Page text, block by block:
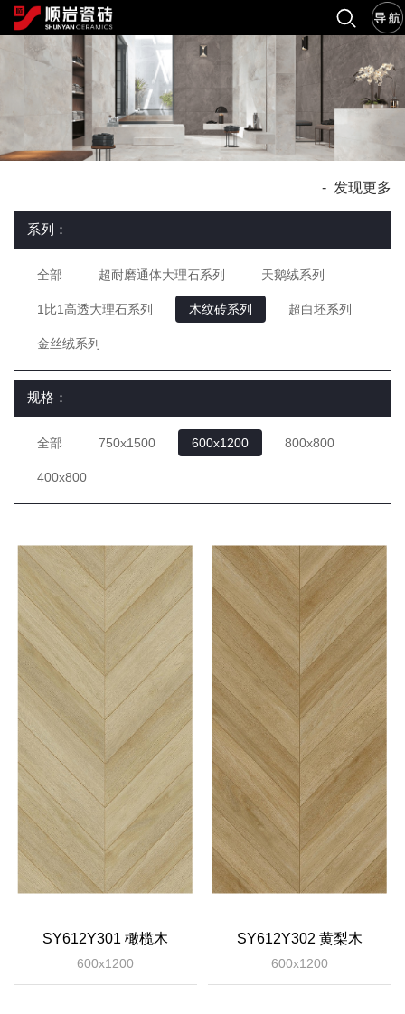
- 发现更多
系列：
全部 超耐磨通体大理石系列 天鹅绒系列
1比1高透大理石系列 木纹砖系列 超白坯系列
金丝绒系列
规格：
全部 750x1500 600x1200 800x800
400x800
SY612Y301 橄榄木
600x1200
SY612Y302 黄梨木
600x1200